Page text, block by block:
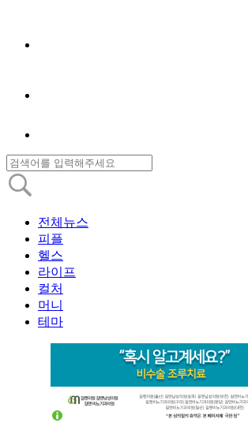
전체뉴스
피플
헬스
라이프
컬처
머니
테마